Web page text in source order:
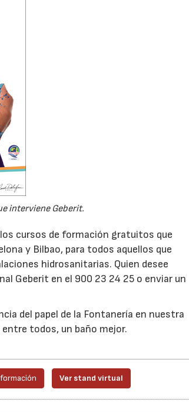
interviene Geberit.
cursos de formación gratuitos que
y Bilbao, para todos aquellos que
hidrosanitarias. Quien desee
Geberit en el 900 23 24 25 o enviar un
del papel de la Fontanería en nuestra
entre todos, un baño mejor.
Ver stand virtual